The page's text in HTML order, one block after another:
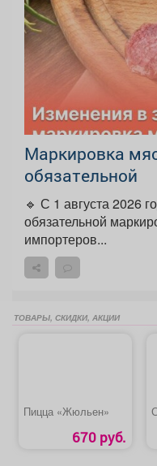
Маркировка
обязательной
🔹 С 1 августа 2026
обязательной
импортеров...
ТОВАРЫ, СКИДКИ, АКЦИИ
Пицца «Жюльен»
670 руб.